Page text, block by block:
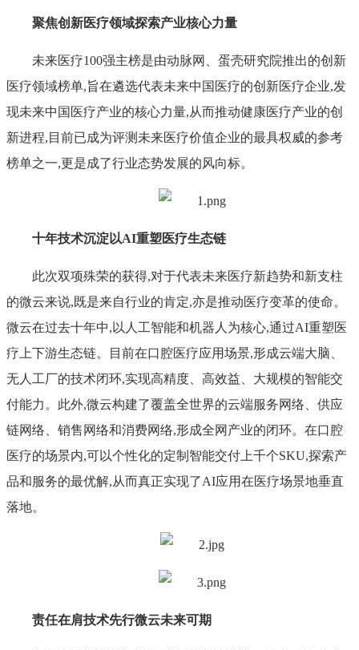
聚焦创新医疗领域探索产业核心力量
未来医疗100强主榜是由动脉网、蛋壳研究院推出的创新
医疗领域榜单,旨在遴选代表未来中国医疗的创新医疗企业,发
现未来中国医疗产业的核心力量,从而推动健康医疗产业的创
新进程,目前已成为评测未来医疗价值企业的最具权威的参考
榜单之一,更是成了行业态势发展的风向标。
十年技术沉淀以AI重塑医疗生态链
此次双项殊荣的获得,对于代表未来医疗新趋势和新支柱
的微云来说,既是来自行业的肯定,亦是推动医疗变革的使命。
微云在过去十年中,以人工智能和机器人为核心,通过AI重塑医
疗上下游生态链。目前在口腔医疗应用场景,形成云端大脑、
无人工厂的技术闭环,实现高精度、高效益、大规模的智能交
付能力。此外,微云构建了覆盖全世界的云端服务网络、供应
链网络、销售网络和消费网络,形成全网产业的闭环。在口腔
医疗的场景内,可以个性化的定制智能交付上千个SKU,探索产
品和服务的最优解,从而真正实现了AI应用在医疗场景地垂直
落地。
责任在肩技术先行微云未来可期